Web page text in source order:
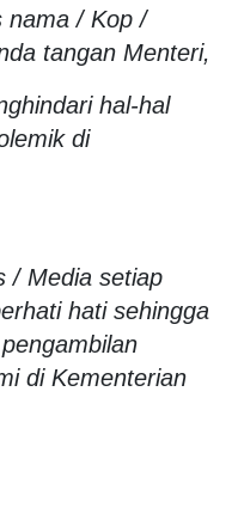
nama / Kop /
tangan Menteri,
hal-hal
di
/ Media setiap
hati sehingga
di Kementerian